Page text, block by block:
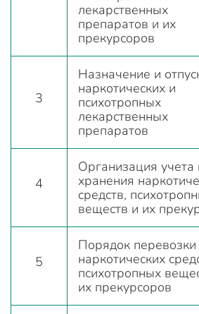
лекарственных
препаратов и их
прекурсоров
3
Назначение и
наркотических и
психотропных
лекарственных
препаратов
4
Организация учета
хранения
средств,
веществ и их
5
Порядок перевозки
наркотических
психотропных
их прекурсоров